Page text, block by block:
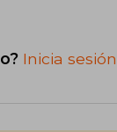
Inicia sesión